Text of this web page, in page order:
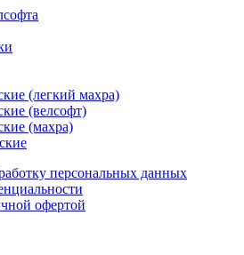
(легкий махра)
(велсофт)
(махра)
персональных данных
офертой